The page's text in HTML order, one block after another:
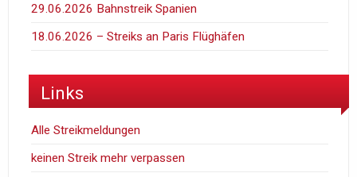
29.06.2026 Bahnstreik Spanien
18.06.2026 – Streiks an Paris Flüghäfen
Links
Alle Streikmeldungen
keinen Streik mehr verpassen